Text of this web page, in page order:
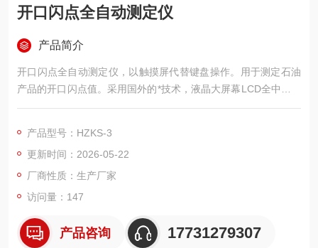
开口闪点全自动测定仪
产品简介
开口闪点全自动测定仪，以触摸屏代替键盘操作。用于测定石油
产品的开口闪点值。采用国外的*技术，液晶大屏幕LCD全中文显
示人机对话界面，全屏触摸按键提示输入，方便快捷，开放式、
准。是理想的进口仪器替代产品。广泛应用于铁路，航空，电
力，石油行业及科研部门等。
产品型号：HZKS-3
更新时间：2026-05-22
厂商性质：生产厂家
访问量：147
产品咨询 17731279307